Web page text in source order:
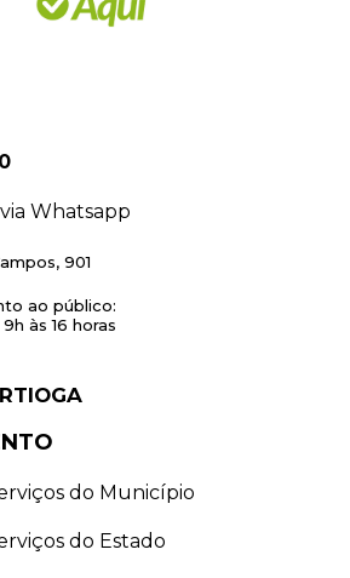
Whatsapp
901
ao público:
às 16 horas
do Município
do Estado